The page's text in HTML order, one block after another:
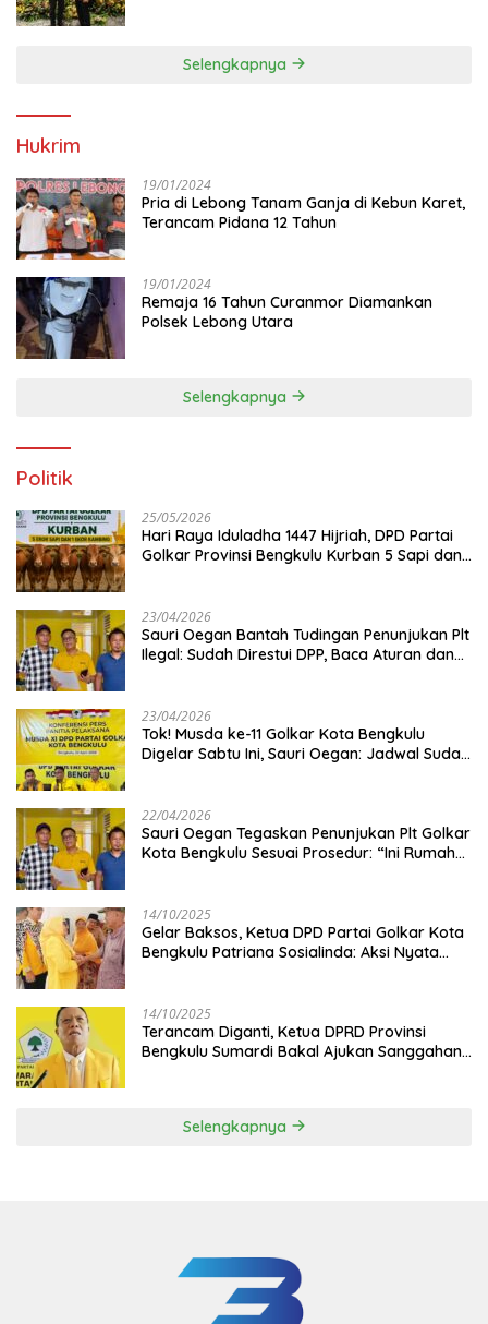
Selengkapnya
Hukrim
19/01/2024
Pria di Lebong Tanam Ganja di Kebun Karet,
Terancam Pidana 12 Tahun
19/01/2024
Remaja 16 Tahun Curanmor Diamankan
Polsek Lebong Utara
Selengkapnya
Politik
25/05/2026
Hari Raya Iduladha 1447 Hijriah, DPD Partai
Golkar Provinsi Bengkulu Kurban 5 Sapi dan 1
23/04/2026
Sauri Oegan Bantah Tudingan Penunjukan Plt
Ilegal: Sudah Direstui DPP, Baca Aturan dan
23/04/2026
‎Tok! Musda ke-11 Golkar Kota Bengkulu
Digelar Sabtu Ini, Sauri Oegan: Jadwal Sudah
22/04/2026
Sauri Oegan Tegaskan Penunjukan Plt Golkar
Kota Bengkulu Sesuai Prosedur: “Ini Rumah
14/10/2025
‎Gelar Baksos, Ketua DPD Partai Golkar Kota
Bengkulu Patriana Sosialinda: Aksi Nyata
14/10/2025
Terancam Diganti, Ketua DPRD Provinsi
Bengkulu Sumardi Bakal Ajukan Sanggahan
Selengkapnya